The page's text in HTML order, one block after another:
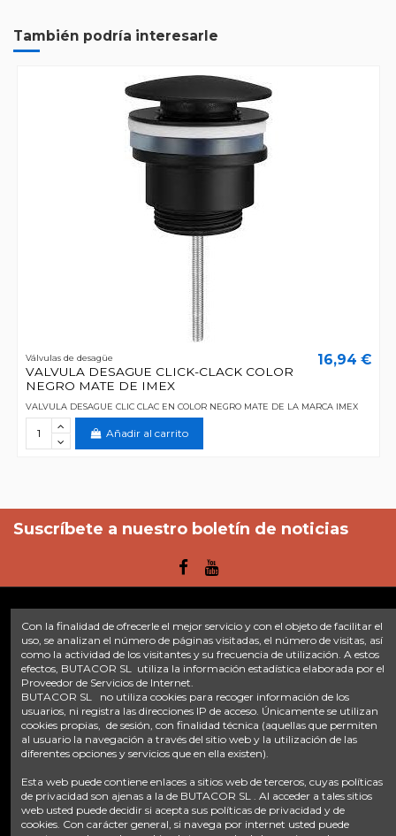
También podría interesarle
Válvulas de desagüe
VALVULA DESAGUE CLICK-CLACK COLOR
NEGRO MATE DE IMEX
16,94 €
VALVULA DESAGUE CLIC CLAC EN COLOR NEGRO MATE DE LA MARCA IMEX
Añadir al carrito
Suscríbete a nuestro boletín de noticias
Enlaces
Inicio Sobre nosotros Contacte con nosotros
Aviso legal
Política de privacidad
Tratamiento de datos
Términos y condiciones
Plazos de envío
Contáctanos
638 28 57 85
info@fontacor.com
Con la finalidad de ofrecerle el mejor servicio y con el objeto de facilitar el
uso, se analizan el número de páginas visitadas, el número de visitas, así
como la actividad de los visitantes y su frecuencia de utilización. A estos
efectos, BUTACOR SL utiliza la información estadística elaborada por el
Proveedor de Servicios de Internet.
BUTACOR SL no utiliza cookies para recoger información de los
usuarios, ni registra las direcciones IP de acceso. Únicamente se utilizan
cookies propias, de sesión, con finalidad técnica (aquellas que permiten
al usuario la navegación a través del sitio web y la utilización de las
diferentes opciones y servicios que en ella existen).
Esta web puede contiene enlaces a sitios web de terceros, cuyas políticas
de privacidad son ajenas a la de BUTACOR SL . Al acceder a tales sitios
web usted puede decidir si acepta sus políticas de privacidad y de
cookies. Con carácter general, si navega por internet usted puede